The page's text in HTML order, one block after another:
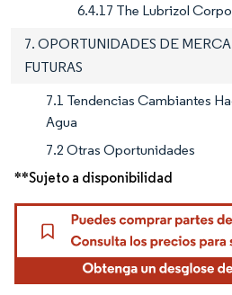
6.4.17 The Lubrizol
7. OPORTUNIDADES DE
FUTURAS
7.1 Tendencias Cambiantes
Agua
7.2 Otras Oportunidades
**Sujeto a disponibilidad